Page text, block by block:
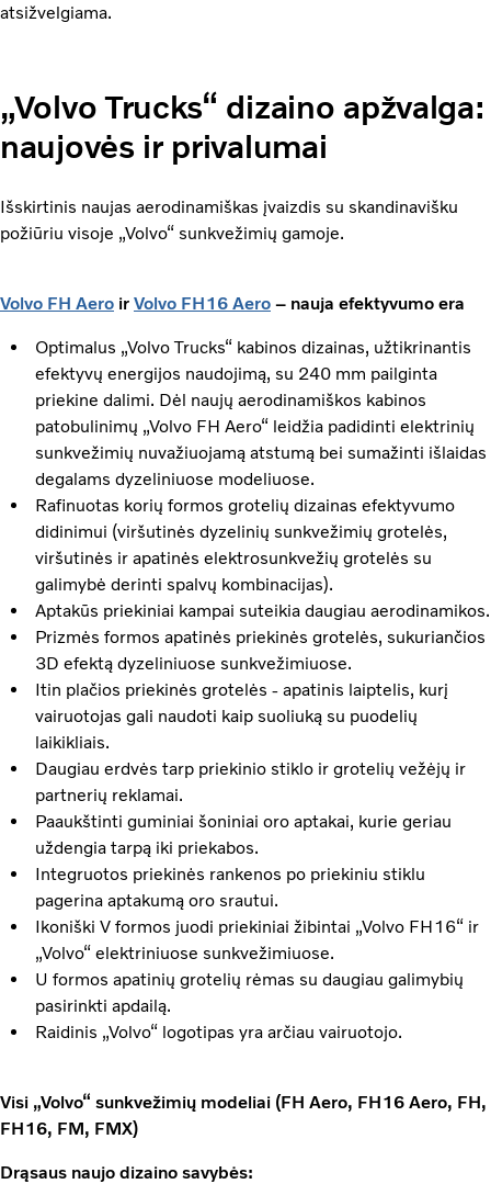
atsižvelgiama.
„Volvo Trucks“ dizaino apžvalga:
naujovės ir privalumai
Išskirtinis naujas aerodinamiškas įvaizdis su skandinavišku
požiūriu visoje „Volvo“ sunkvežimių gamoje.
Volvo FH Aero ir Volvo FH16 Aero – nauja efektyvumo era
Optimalus „Volvo Trucks“ kabinos dizainas, užtikrinantis
efektyvų energijos naudojimą, su 240 mm pailginta
priekine dalimi. Dėl naujų aerodinamiškos kabinos
patobulinimų „Volvo FH Aero“ leidžia padidinti elektrinių
sunkvežimių nuvažiuojamą atstumą bei sumažinti išlaidas
degalams dyzeliniuose modeliuose.
Rafinuotas korių formos grotelių dizainas efektyvumo
didinimui (viršutinės dyzelinių sunkvežimių grotelės,
viršutinės ir apatinės elektrosunkvežių grotelės su
galimybė derinti spalvų kombinacijas).
Aptakūs priekiniai kampai suteikia daugiau aerodinamikos.
Prizmės formos apatinės priekinės grotelės, sukuriančios
3D efektą dyzeliniuose sunkvežimiuose.
Itin plačios priekinės grotelės - apatinis laiptelis, kurį
vairuotojas gali naudoti kaip suoliuką su puodelių
laikikliais.
Daugiau erdvės tarp priekinio stiklo ir grotelių vežėjų ir
partnerių reklamai.
Paaukštinti guminiai šoniniai oro aptakai, kurie geriau
uždengia tarpą iki priekabos.
Integruotos priekinės rankenos po priekiniu stiklu
pagerina aptakumą oro srautui.
Ikoniški V formos juodi priekiniai žibintai „Volvo FH16“ ir
„Volvo“ elektriniuose sunkvežimiuose.
U formos apatinių grotelių rėmas su daugiau galimybių
pasirinkti apdailą.
Raidinis „Volvo“ logotipas yra arčiau vairuotojo.
Visi „Volvo“ sunkvežimių modeliai (FH Aero, FH16 Aero, FH,
FH16, FM, FMX)
Drąsaus naujo dizaino savybės: